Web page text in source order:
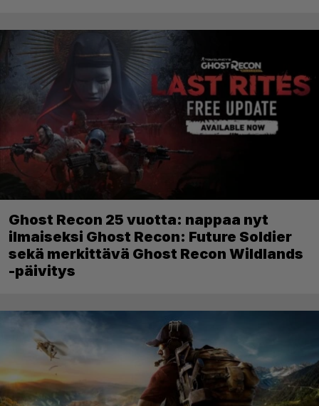
Ghost Recon 25 vuotta: nappaa nyt
ilmaiseksi Ghost Recon: Future Soldier
sekä merkittävä Ghost Recon Wildlands
-päivitys